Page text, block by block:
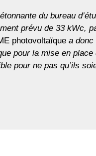
du bureau
prévu de 33 kWc,
photovoltaïque a donc
pour la mise en place
pour ne pas qu’ils